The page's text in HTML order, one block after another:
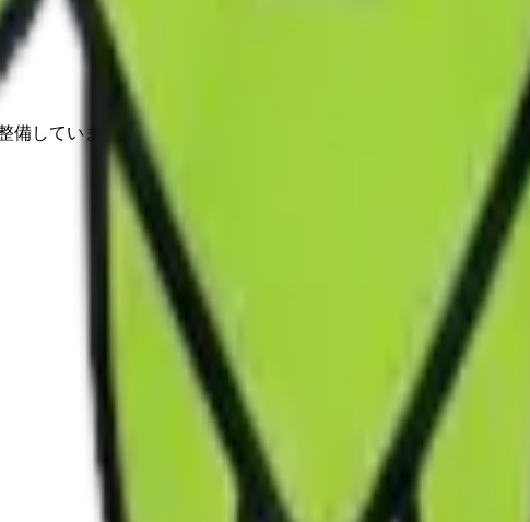
備しています。